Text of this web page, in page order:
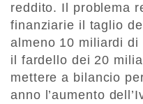
reddito. Il problema
finanziarie il taglio
almeno 10 miliardi
il fardello dei 20
mettere a bilancio
anno l’aumento